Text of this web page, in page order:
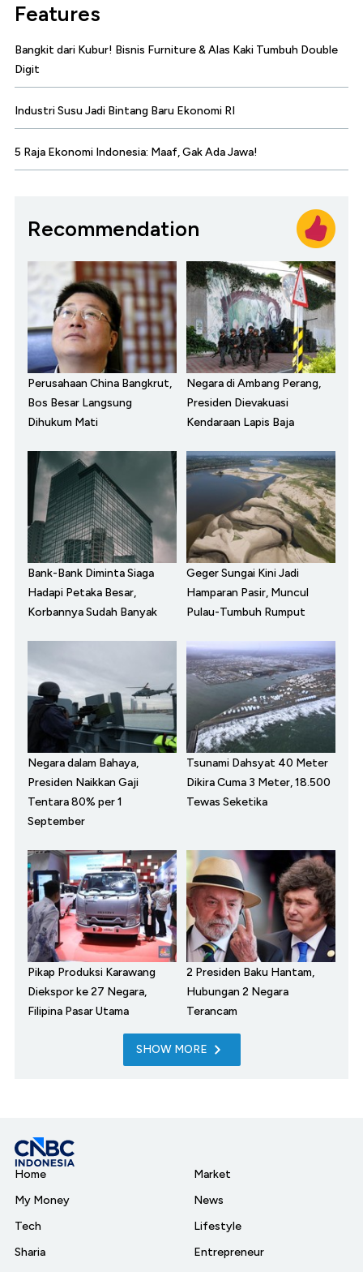
Features
Bangkit dari Kubur! Bisnis Furniture & Alas Kaki Tumbuh Double
Digit
Industri Susu Jadi Bintang Baru Ekonomi RI
5 Raja Ekonomi Indonesia: Maaf, Gak Ada Jawa!
Recommendation
Perusahaan China Bangkrut,
Bos Besar Langsung
Dihukum Mati
Negara di Ambang Perang,
Presiden Dievakuasi
Kendaraan Lapis Baja
Bank-Bank Diminta Siaga
Hadapi Petaka Besar,
Korbannya Sudah Banyak
Geger Sungai Kini Jadi
Hamparan Pasir, Muncul
Pulau-Tumbuh Rumput
Negara dalam Bahaya,
Presiden Naikkan Gaji
Tentara 80% per 1
September
Tsunami Dahsyat 40 Meter
Dikira Cuma 3 Meter, 18.500
Tewas Seketika
Pikap Produksi Karawang
Diekspor ke 27 Negara,
Filipina Pasar Utama
2 Presiden Baku Hantam,
Hubungan 2 Negara
Terancam
SHOW MORE
Home
My Money
Tech
Sharia
Market
News
Lifestyle
Entrepreneur